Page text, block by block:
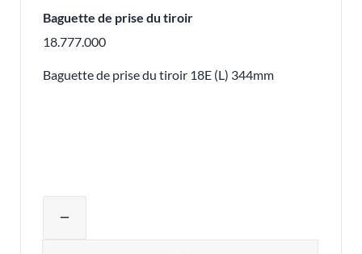
Baguette de prise du tiroir
18.777.000
Baguette de prise du tiroir 18E (L) 344mm
remove